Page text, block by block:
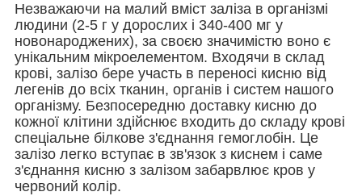
Незважаючи на малий вміст заліза в організмі
людини (2-5 г у дорослих і 340-400 мг у
новонароджених), за своєю значимістю воно є
унікальним мікроелементом. Входячи в склад
крові, залізо бере участь в переносі кисню від
легенів до всіх тканин, органів і систем нашого
організму. Безпосередню доставку кисню до
кожної клітини здійснює входить до складу крові
спеціальне білкове з'єднання гемоглобін. Це
залізо легко вступає в зв'язок з киснем і саме
з'єднання кисню з залізом забарвлює кров у
червоний колір.